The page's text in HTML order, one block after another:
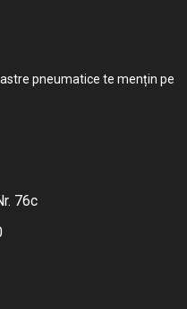
pneumatice te mențin pe
76c